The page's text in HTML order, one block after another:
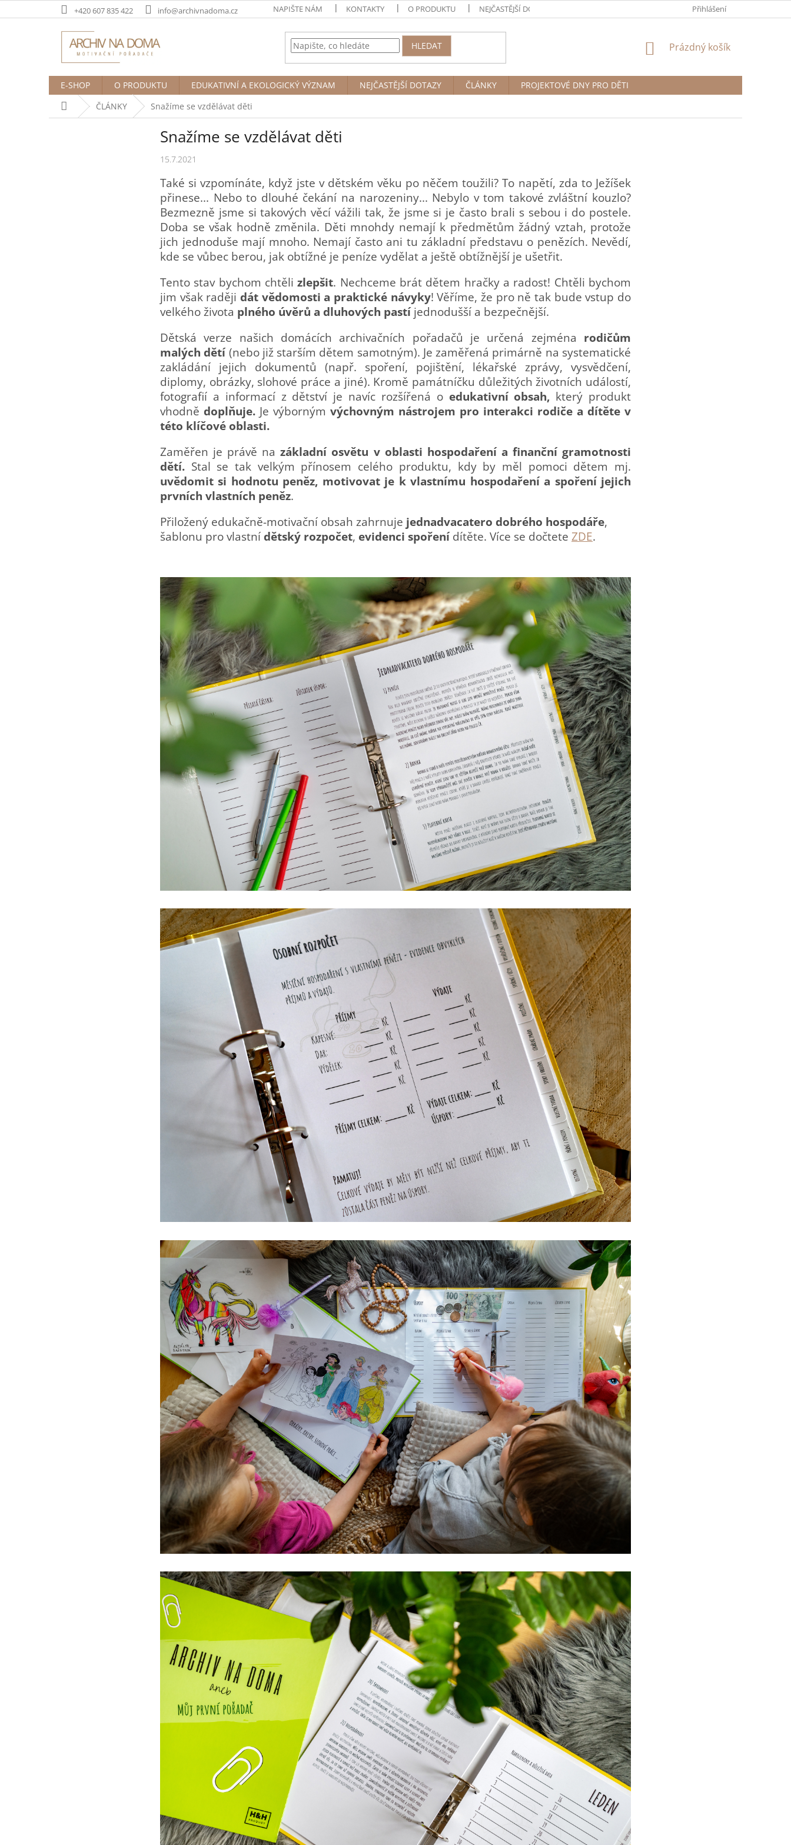
na
+420 607 835 422 info@archivnadoma.cz NAPIŠTE NÁM KONTAKTY O PRODUKTU NEJČASTĚJŠÍ DOTAZY PROJEKTOVÉ DNY PRO DĚTI
Přihlášení
HLEDAT
NÁKUPNÍ
Prázdný košík
E-SHOP O PRODUKTU EDUKATIVNÍ A EKOLOGICKÝ VÝZNAM NEJČASTĚJŠÍ DOTAZY ČLÁNKY
PROJEKTOVÉ DNY PRO DĚTI
Domů ČLÁNKY Snažíme se vzdělávat děti
Snažíme se vzdělávat děti
15.7.2021
Také si vzpomínáte, když jste v dětském věku po něčem toužili? To napětí, zda to Ježíšek
přinese... Nebo to dlouhé čekání na narozeniny... Nebylo v tom takové zvláštní kouzlo?
Bezmezně jsme si takových věcí vážili tak, že jsme si je často brali s sebou i do postele.
Doba se však hodně změnila. Děti mnohdy nemají k předmětům žádný vztah, protože
jich jednoduše mají mnoho. Nemají často ani tu základní představu o penězích. Nevědí,
kde se vůbec berou, jak obtížné je peníze vydělat a ještě obtížnější je ušetřit.
Tento stav bychom chtělizlepšit. Nechceme brát dětem hračky a radost! Chtěli bychom
jim však raději dát vědomosti a praktické návyky! Věříme, že pro ně tak bude vstup do
velkého života plného úvěrů a dluhových pastíjednodušší a bezpečnější.
Dětská verze našich domácích archivačních pořadačů je určená zejména rodičům
malých dětí (nebo již starším dětem samotným). Je zaměřená primárně na systematické
zakládání jejich dokumentů (např. spoření, pojištění, lékařské zprávy, vysvědčení,
diplomy, obrázky, slohové práce a jiné). Kromě památníčku důležitých životních událostí,
fotografií a informací z dětství je navíc rozšířená o edukativní obsah, který produkt
vhodně doplňuje. Je výborným výchovným nástrojem pro interakci rodiče a dítěte v
této klíčové oblasti.
Zaměřen je právě na základní osvětu v oblasti hospodaření a finanční gramotnosti
dětí. Stal se tak velkým přínosem celého produktu, kdy by měl pomoci dětem mj.
uvědomit si hodnotu peněz, motivovat je k vlastnímu hospodaření a spoření jejich
prvních vlastních peněz.
Přiložený edukačně-motivační obsah zahrnuje jednadvacatero dobrého hospodáře,
šablonu pro vlastní dětský rozpočet, evidenci spořenídítěte. Více se dočtete ZDE.